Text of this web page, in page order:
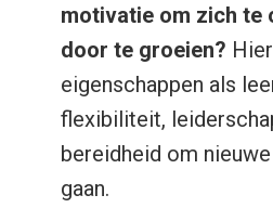
motivatie om zich te
door te groeien?
eigenschappen als
flexibiliteit,
bereidheid om
gaan.